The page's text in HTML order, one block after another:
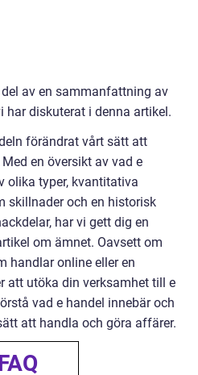
av en sammanfattning av
har diskuterat i denna artikel.
förändrat vårt sätt att
en översikt av vad e
olika typer, kvantitativa
skillnader och en historisk
har vi gett dig en
om ämnet. Oavsett om
handlar online eller en
att utöka din verksamhet till e
vad e handel innebär och
att handla och göra affärer.